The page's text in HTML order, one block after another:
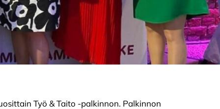
Työ & Taito -palkinnon. Palkinnon